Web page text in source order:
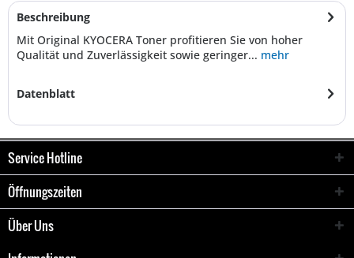
Beschreibung
Mit Original KYOCERA Toner profitieren Sie von hoher
Qualität und Zuverlässigkeit sowie geringer... mehr
Datenblatt
Service Hotline
Öffnungszeiten
Über Uns